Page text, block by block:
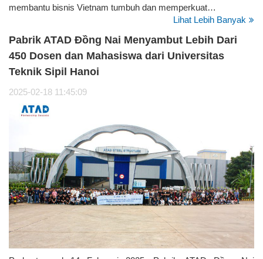
membantu bisnis Vietnam tumbuh dan memperkuat…
Lihat Lebih Banyak
Pabrik ATAD Đồng Nai Menyambut Lebih Dari
450 Dosen dan Mahasiswa dari Universitas
Teknik Sipil Hanoi
2025-02-18 11:45:09